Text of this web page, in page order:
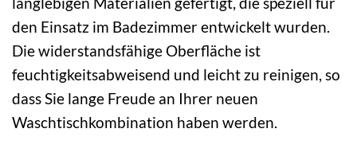
den Einsatz im Badezimmer entwickelt wurden.
Die widerstandsfähige Oberfläche ist
feuchtigkeitsabweisend und leicht zu reinigen, so
dass Sie lange Freude an Ihrer neuen
Waschtischkombination haben werden.